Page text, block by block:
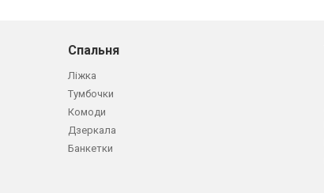
Спальня
Ліжка
Тумбочки
Комоди
Дзеркала
Банкетки